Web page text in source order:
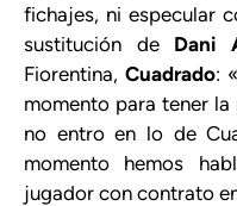
fichajes, ni especular
sustitución de Dani
Fiorentina, Cuadrado:
momento para tener
no entro en lo de
momento hemos
jugador con contrato